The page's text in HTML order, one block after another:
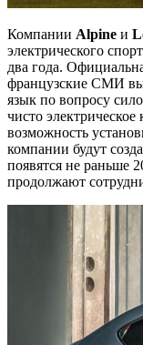
Компании Alpine и
электрического
два года.
французские СМИ
язык по вопросу
чисто
возможность
компании будут
появятся не раньше
продолжают